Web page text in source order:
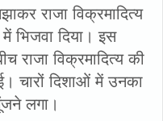
राजा विक्रमादित्य
भिजवा दिया। इस
राजा विक्रमादित्य की
चारों दिशाओं में उनका
लगा।